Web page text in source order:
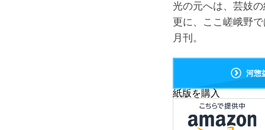
光の元へは、芸妓
更に、ここ嵯峨野
月刊。
河惣
紙版を購入